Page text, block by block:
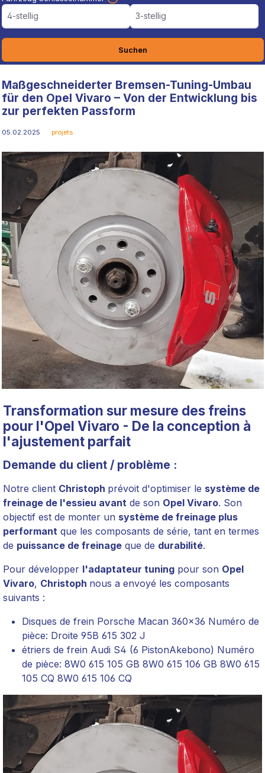
4-stellig
3-stellig
Suchen
Maßgeschneiderter Bremsen-Tuning-Umbau
für den Opel Vivaro – Von der Entwicklung bis
zur perfekten Passform
05.02.2025 projets
Transformation sur mesure des freins
pour l'Opel Vivaro - De la conception à
l'ajustement parfait
Demande du client / problème :
Notre client Christoph prévoit d'optimiser le système de
freinage de l'essieu avant de son Opel Vivaro. Son
objectif est de monter un système de freinage plus
performant que les composants de série, tant en termes
de puissance de freinage que de durabilité.
Pour développer l'adaptateur tuning pour son Opel
Vivaro, Christoph nous a envoyé les composants
suivants :
Disques de frein Porsche Macan 360x36 Numéro de
pièce: Droite 95B 615 302 J
étriers de frein Audi S4 (6 PistonAkebono) Numéro
de pièce: 8W0 615 105 GB 8W0 615 106 GB 8W0 615
105 CQ 8W0 615 106 CQ